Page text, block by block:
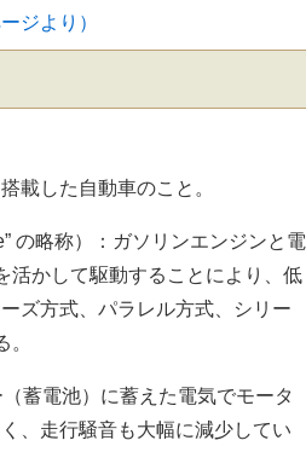
ジより）
載した自動車のこと。
の略称）：ガソリンエンジンと電
活かして駆動することにより、低
ズ方式、パラレル方式、シリー
蓄電池）に蓄えた電気でモータ
、走行騒音も大幅に減少してい